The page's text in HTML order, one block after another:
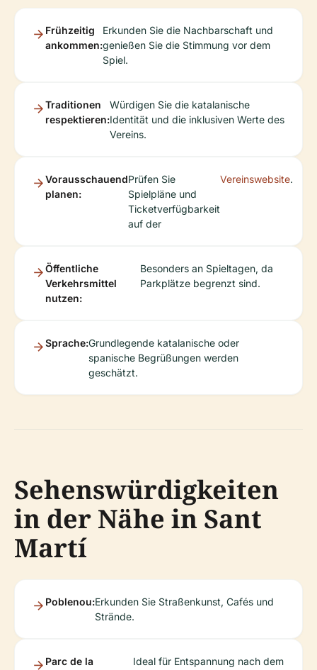
Frühzeitig
ankommen:
Erkunden Sie die Nachbarschaft und
genießen Sie die Stimmung vor dem
Spiel.
Traditionen
respektieren:
Würdigen Sie die katalanische
Identität und die inklusiven Werte des
Vereins.
Vorausschauend
planen:
Prüfen Sie
Spielpläne und
Ticketverfügbarkeit
auf der
Vereinswebsite.
Öffentliche
Verkehrsmittel
nutzen:
Besonders an Spieltagen, da
Parkplätze begrenzt sind.
Sprache:Grundlegende katalanische oder
spanische Begrüßungen werden
geschätzt.
Sehenswürdigkeiten
in der Nähe in Sant
Martí
Poblenou:Erkunden Sie Straßenkunst, Cafés und
Strände.
Parc de la Ideal für Entspannung nach dem